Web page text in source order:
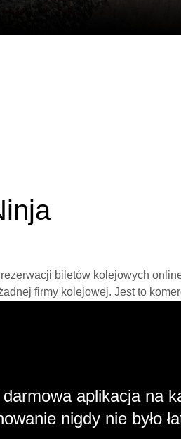
biletów kolejowych
firmy kolejowej. Jest to
darmowa aplikacja na
nigdy nie było